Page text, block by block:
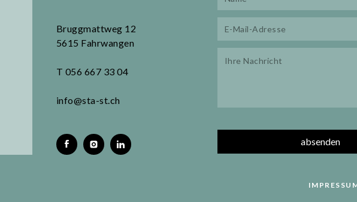
Bruggmattweg 12
5615 Fahrwangen
T 056 667 33 04
info@sta-st.ch